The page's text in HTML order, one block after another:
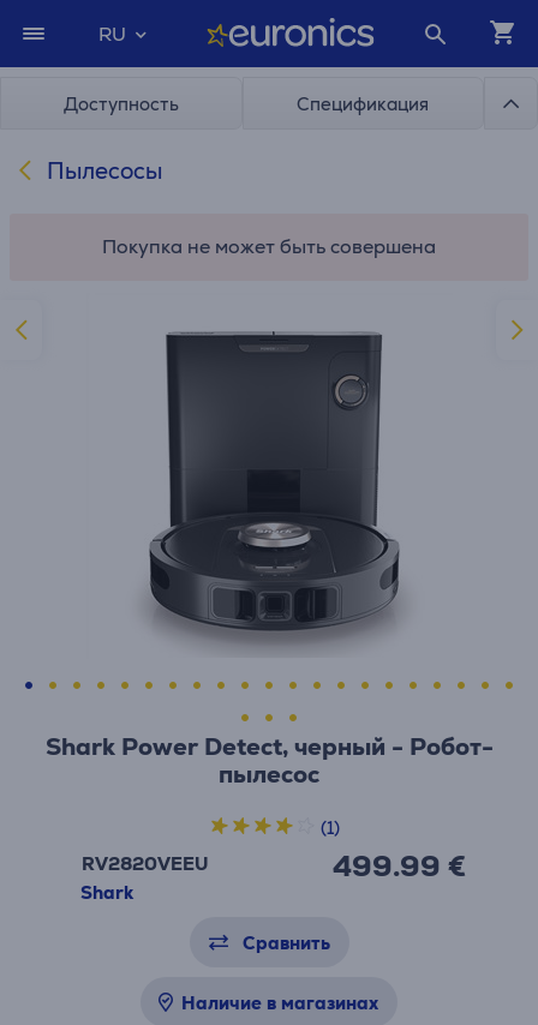
RU
Доступность Спецификация
Пылесосы
Покупка не может быть совершена
Shark Power Detect, черный - Робот-
пылесос
RV2820VEEU
Shark
499.99 €
(1)
Сравнить
Наличие в магазинах